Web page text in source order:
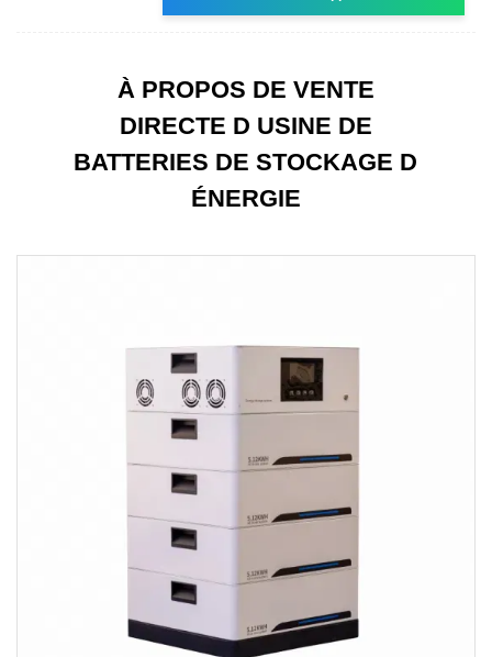
À PROPOS DE VENTE
DIRECTE D USINE DE
BATTERIES DE STOCKAGE D
ÉNERGIE